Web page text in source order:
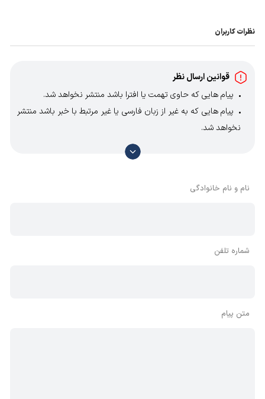
نظرات کاربران
قوانین ارسال نظر
پیام هایی که حاوی تهمت یا افترا باشد منتشر نخواهد شد.
پیام هایی که به غیر از زبان فارسی یا غیر مرتبط با خبر باشد منتشر
نخواهد شد.
با توجه به آن که امکان موافقت یا مخالفت با محتوای نظرات
وجود دارد، معمولا نظراتی که محتوای مشابه دارند، انتشار نمی‌یابند
نام و نام خانوادگی
شماره تلفن
متن پیام